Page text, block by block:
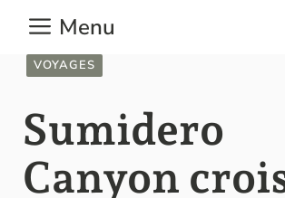
contenu
Menu
VOYAGES
Sumidero
Canyon